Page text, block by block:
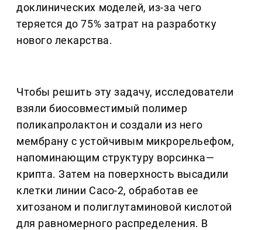
доклинических моделей, из-за чего
теряется до 75% затрат на разработку
нового лекарства.
Чтобы решить эту задачу, исследователи
взяли биосовместимый полимер
поликапролактон и создали из него
мембрану с устойчивым микрорельефом,
напоминающим структуру ворсинка—
крипта. Затем на поверхность высадили
клетки линии Caco-2, обработав ее
хитозаном и полиглутаминовой кислотой
для равномерного распределения. В